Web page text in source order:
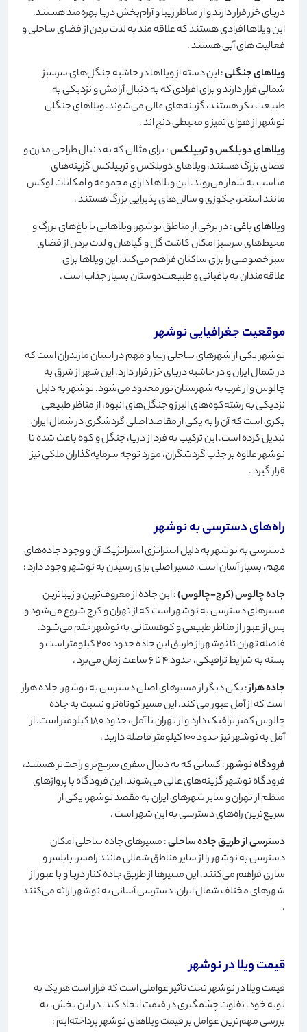
دریای خزر قرار دارند و از مناظر زیبا و آرام‌بخش دریا بهره‌مند هستند.
این ویلاها افرادی هستند که علاقه مند به لذت بردن از فضای ساحلی و
فعالیت های آبی هستند.
ویلاهای جنگلی: این دسته از ویلاها در حاشیه جنگل‌های سرسبز
شمالی قرار دارند و برای افرادی که به دنبال آرامش و نزدیکی به
طبیعت بکر هستند، گزینه‌های عالی می‌شوند. ویلاهای جنگلی
نوشهر از هوای تمیز و محیطی دنج اند.
ویلاهای دوبلکس و تریپلکس: برای مثالی که به دنبال طراحی مدرن و
فضای بزرگ هستند، ویلاهای دوبلکس و تریپلکس گزینه‌های
مناسب به شمار می‌روند. این ویلاها دارای مجموعه و امکانات لوکس
مانند استخر، جکوزی و سالن‌های پذیرایی بزرگ هستند.
ویلاهای باغی: در برخی از مناطق نوشهر، ویلاهایی با باغ‌های بزرگ و
محیط‌های سرسبز امکان کاشت گل و گیاهان و لذت بردن از فضای
سبز خصوصی را برای ساکنان فراهم می‌کند. این ویلاها برای
علاقه‌مندان به باغبانی و طبیعت‌دوستان بسیار جذاب است.
موقعیت جغرافیایی نوشهر
نوشهر یکی از شهرهای ساحلی زیبا و مهم در استان مازندران است که
در شمال ایران و در حاشیه دریای خزر قرار دارد. این شهر از شرق به
چالوس و از غرب به شهرستان نور محدود می‌شود. نوشهر به دلیل
نزدیکی به رشته‌کوه‌های البرز و جنگل‌های انبوه، از مناظر طبیعی
بکری است که آن را به یکی از مقاصد اصلی گردشگری در شمال ایران
تبدیل کرده است. این ترکیب به فرد از دریا، جنگل و کوه باعث شده تا
نوشهر علاوه بر جذب گردشگران، مورد توجه سرمایه‌گذاران ملکی نیز
قرار گیرد.
راه‌های دسترسی به نوشهر
دسترسی به نوشهر به دلیل استراتژی استراتژیک آن و وجود جاده‌های
مهم، بسیار آسان است. مسیر اصلی برای رسیدن به نوشهر وجود دارد:
جاده چالوس (کرج-چالوس): این جاده از معروف‌ترین و زیباترین
مسیرهای دسترسی به نوشهر است که از تهران و کرج شروع می‌شود و
پس از عبور از مناظر طبیعی و کوهستانی به نوشهر ختم می‌شود.
فاصله تهران تا نوشهر از طریق این جاده حدود 200 کیلومتر است و
بسته به شرایط ترافیکی، حدود 4 تا 6 ساعت زمان می‌برد
.
جاده هراز: یکی دیگر از مسیرهای اصلی دسترسی به نوشهر، جاده هراز
است که از آمل عبور می کند. این مسیر کوتاه‌تر و نسبت به جاده
چالوس کمتر ترافیک دارد و از تهران تا آمل، حدود 180 کیلومتر است. از
آمل به نوشهر نیز حدود 100 کیلومتر فاصله دارید
.
فرودگاه نوشهر: کسانی که به دنبال سفری سریع‌تر و راحت‌تر هستند،
فرودگاه نوشهر گزینه‌های عالی می‌شوند. این فرودگاه با پروازهای
منظم از تهران و سایر شهرهای ایران به مقصد نوشهر، یکی از
سریع‌ترین راه‌های دسترسی به این شهر است.
دسترسی از طریق جاده ساحلی: مسیرهای جاده ساحلی امکان
دسترسی به نوشهر را از سایر مناطق شمالی مانند رامسر، بابلسر و
ساری فراهم می‌کنند. این مسیرها از طریق جاده کنار دریا و با عبور از
شهرهای مختلف شمال ایران، دسترسی آسانی به نوشهر ارائه می‌کنند
.
قیمت ویلا در نوشهر
قیمت ویلا در نوشهر تحت تأثیر عواملی است که قرار است هر یک به
نوبه خود، تفاوت چشمگیری در قیمت ایجاد کند. در این بخش، به
بررسی مهم‌ترین عوامل بر قیمت ویلاهای نوشهر پرداخته‌ایم: